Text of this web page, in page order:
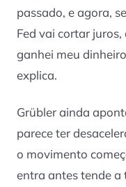
passado, e agora,
Fed vai cortar juros,
ganhei meu
explica.
Grübler ainda
parece ter
o movimento
entra antes tende